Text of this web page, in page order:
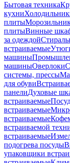
Бытовая техника
кухни
плиты
плитыВинные
за одеждой
встраиваемые
машины
машиныОверлоки
системы, прессы
для обуви
панелиДуховые
встраиваемые
встраиваемые
встраиваемые
встраиваемой
встраиваемые
подогрева посуды
упаковщики